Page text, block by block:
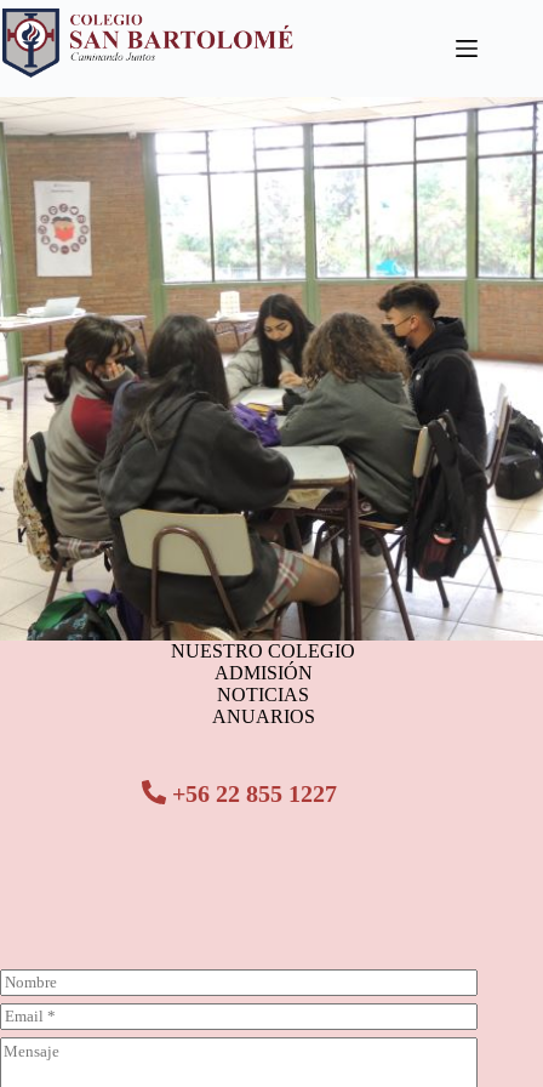
NUESTRO COLEGIO
ADMISIÓN
NOTICIAS
ANUARIOS
+56 22 855 1227
N
o
m
b
r
C
o
r
C